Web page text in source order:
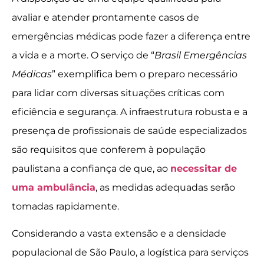
avaliar e atender prontamente casos de
emergências médicas pode fazer a diferença entre
a vida e a morte. O serviço de “Brasil Emergências
Médicas” exemplifica bem o preparo necessário
para lidar com diversas situações críticas com
eficiência e segurança. A infraestrutura robusta e a
presença de profissionais de saúde especializados
são requisitos que conferem à população
paulistana a confiança de que, ao necessitar de
uma ambulância, as medidas adequadas serão
tomadas rapidamente.
Considerando a vasta extensão e a densidade
populacional de São Paulo, a logística para serviços